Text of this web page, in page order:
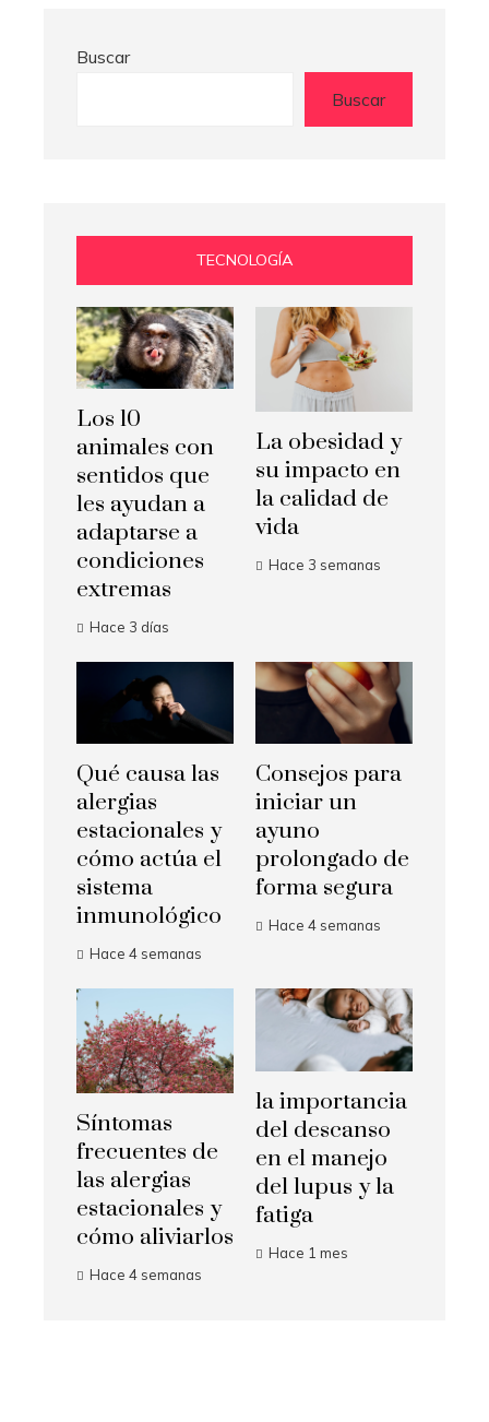
Buscar
Buscar
TECNOLOGÍA
Los 10
animales con
sentidos que
les ayudan a
adaptarse a
condiciones
extremas
Hace 3 días
La obesidad y
su impacto en
la calidad de
vida
Hace 3 semanas
Qué causa las
alergias
estacionales y
cómo actúa el
sistema
inmunológico
Hace 4 semanas
Consejos para
iniciar un
ayuno
prolongado de
forma segura
Hace 4 semanas
Síntomas
frecuentes de
las alergias
estacionales y
cómo aliviarlos
Hace 4 semanas
la importancia
del descanso
en el manejo
del lupus y la
fatiga
Hace 1 mes